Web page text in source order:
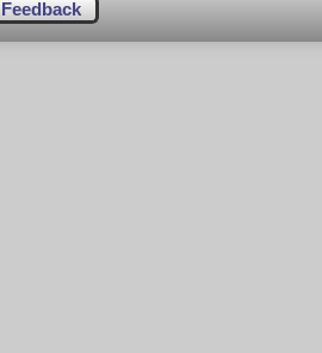
Feedback